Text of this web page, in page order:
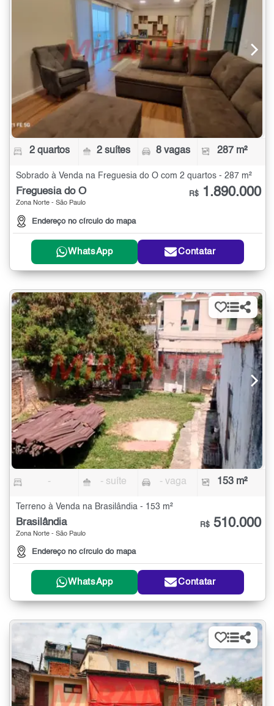
2 quartos 2 suítes 8 vagas 287 m²
Sobrado à Venda na Freguesia do Ó com 2 quartos - 287 m²
Freguesia do Ó
Zona Norte - São Paulo
Endereço no círculo do mapa
R$ 1.890.000
WhatsApp Contatar
- - suíte - vaga 153 m²
Terreno à Venda na Brasilândia - 153 m²
Brasilândia
Zona Norte - São Paulo
Endereço no círculo do mapa
R$ 510.000
WhatsApp Contatar